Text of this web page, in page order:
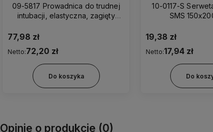
09-5817 Prowadnica do trudnej
intubacji, elastyczna, zagięty
77,98 zł
Netto:72,20 zł
Do koszyka
10-0117-S Serweta operacyjna
SMS
19,38 zł
Netto:17,94 zł
Do
Opinie o produkcie (0)